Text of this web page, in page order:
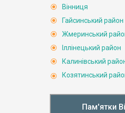
Вінниця
Гайсинський район
Жмеринський
Іллінецький район
Калинівський
Козятинський